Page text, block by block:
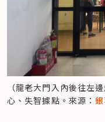
（龍老大門入內後往左
心、失智據點。來源：